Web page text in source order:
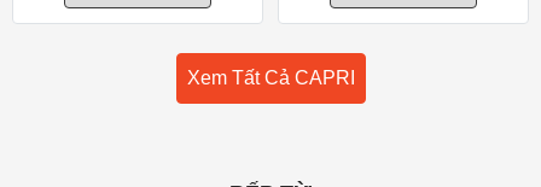
Xem Tất Cả CAPRI